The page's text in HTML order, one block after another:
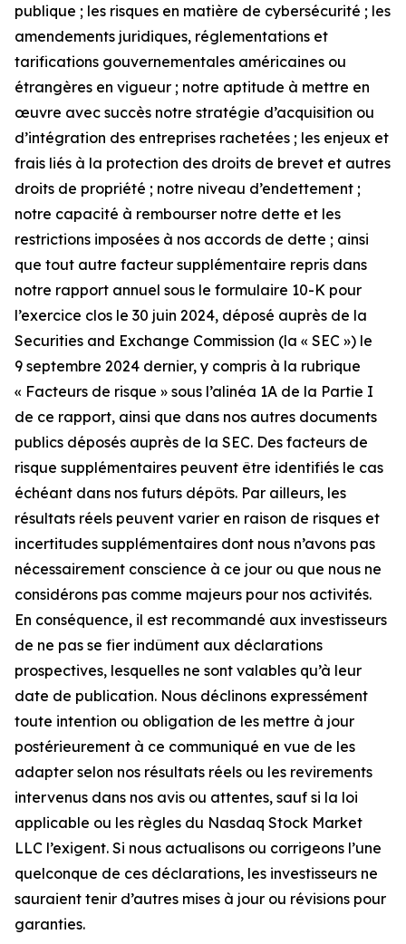
publique ; les risques en matière de cybersécurité ; les
amendements juridiques, réglementations et
tarifications gouvernementales américaines ou
étrangères en vigueur ; notre aptitude à mettre en
œuvre avec succès notre stratégie d’acquisition ou
d’intégration des entreprises rachetées ; les enjeux et
frais liés à la protection des droits de brevet et autres
droits de propriété ; notre niveau d’endettement ;
notre capacité à rembourser notre dette et les
restrictions imposées à nos accords de dette ; ainsi
que tout autre facteur supplémentaire repris dans
notre rapport annuel sous le formulaire 10-K pour
l’exercice clos le 30 juin 2024, déposé auprès de la
Securities and Exchange Commission (la « SEC ») le
9 septembre 2024 dernier, y compris à la rubrique
« Facteurs de risque » sous l’alinéa 1A de la Partie I
de ce rapport, ainsi que dans nos autres documents
publics déposés auprès de la SEC. Des facteurs de
risque supplémentaires peuvent être identifiés le cas
échéant dans nos futurs dépôts. Par ailleurs, les
résultats réels peuvent varier en raison de risques et
incertitudes supplémentaires dont nous n’avons pas
nécessairement conscience à ce jour ou que nous ne
considérons pas comme majeurs pour nos activités.
En conséquence, il est recommandé aux investisseurs
de ne pas se fier indûment aux déclarations
prospectives, lesquelles ne sont valables qu’à leur
date de publication. Nous déclinons expressément
toute intention ou obligation de les mettre à jour
postérieurement à ce communiqué en vue de les
adapter selon nos résultats réels ou les revirements
intervenus dans nos avis ou attentes, sauf si la loi
applicable ou les règles du Nasdaq Stock Market
LLC l’exigent. Si nous actualisons ou corrigeons l’une
quelconque de ces déclarations, les investisseurs ne
sauraient tenir d’autres mises à jour ou révisions pour
garanties.